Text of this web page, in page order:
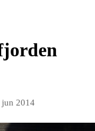
jun 2014